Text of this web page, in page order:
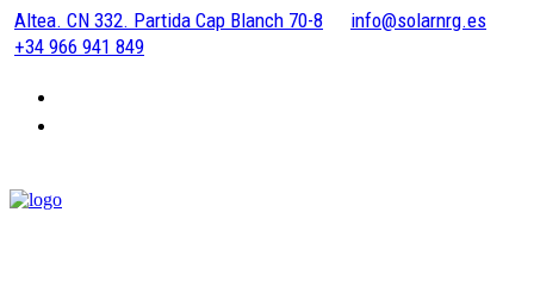
Altea. CN 332. Partida Cap Blanch 70-8
info@solarnrg.es
+34 966 941 849